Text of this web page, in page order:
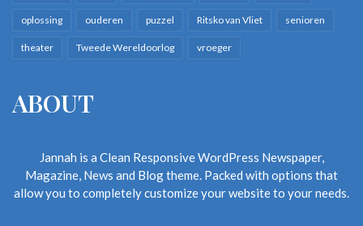
oplossing ouderen puzzel Ritsko van Vliet senioren
theater Tweede Wereldoorlog vroeger
ABOUT
Jannah is a Clean Responsive WordPress Newspaper,
Magazine, News and Blog theme. Packed with options that
allow you to completely customize your website to your needs.